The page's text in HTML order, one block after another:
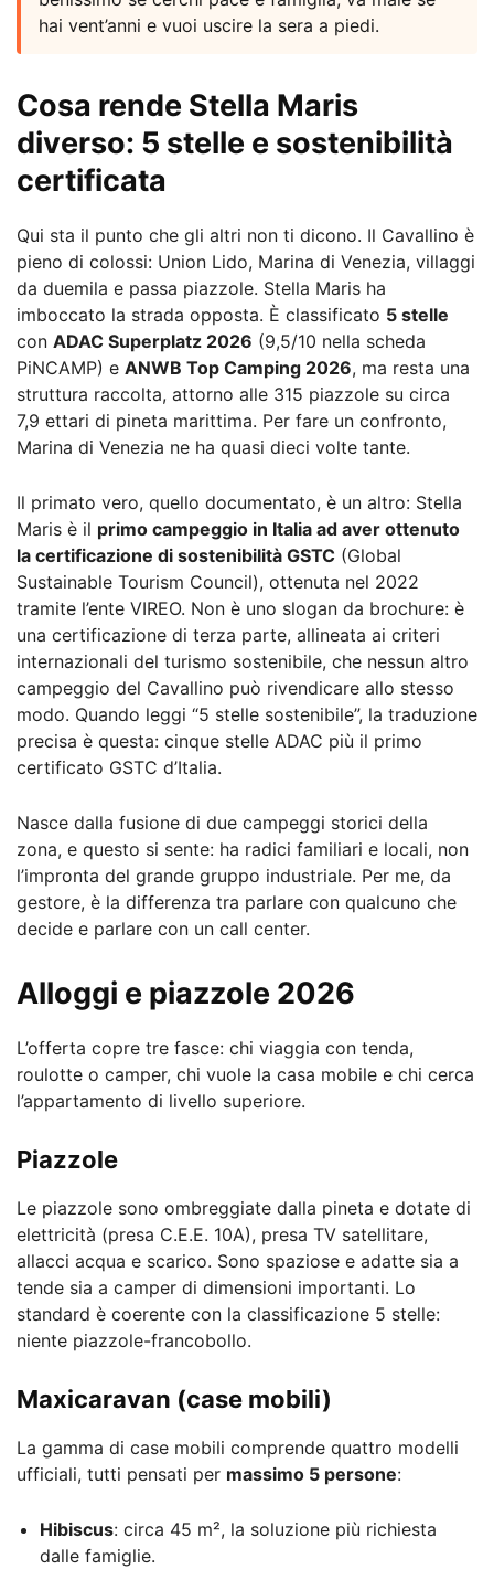
hai vent’anni e vuoi uscire la sera a piedi.
Cosa rende Stella Maris
diverso: 5 stelle e sostenibilità
certificata
Qui sta il punto che gli altri non ti dicono. Il Cavallino è
pieno di colossi: Union Lido, Marina di Venezia, villaggi
da duemila e passa piazzole. Stella Maris ha
imboccato la strada opposta. È classificato 5 stelle
con ADAC Superplatz 2026 (9,5/10 nella scheda
PiNCAMP) e ANWB Top Camping 2026, ma resta una
struttura raccolta, attorno alle 315 piazzole su circa
7,9 ettari di pineta marittima. Per fare un confronto,
Marina di Venezia ne ha quasi dieci volte tante.
Il primato vero, quello documentato, è un altro: Stella
Maris è il primo campeggio in Italia ad aver ottenuto
la certificazione di sostenibilità GSTC (Global
Sustainable Tourism Council), ottenuta nel 2022
tramite l’ente VIREO. Non è uno slogan da brochure: è
una certificazione di terza parte, allineata ai criteri
internazionali del turismo sostenibile, che nessun altro
campeggio del Cavallino può rivendicare allo stesso
modo. Quando leggi “5 stelle sostenibile”, la traduzione
precisa è questa: cinque stelle ADAC più il primo
certificato GSTC d’Italia.
Nasce dalla fusione di due campeggi storici della
zona, e questo si sente: ha radici familiari e locali, non
l’impronta del grande gruppo industriale. Per me, da
gestore, è la differenza tra parlare con qualcuno che
decide e parlare con un call center.
Alloggi e piazzole 2026
L’offerta copre tre fasce: chi viaggia con tenda,
roulotte o camper, chi vuole la casa mobile e chi cerca
l’appartamento di livello superiore.
Piazzole
Le piazzole sono ombreggiate dalla pineta e dotate di
elettricità (presa C.E.E. 10A), presa TV satellitare,
allacci acqua e scarico. Sono spaziose e adatte sia a
tende sia a camper di dimensioni importanti. Lo
standard è coerente con la classificazione 5 stelle:
niente piazzole-francobollo.
Maxicaravan (case mobili)
La gamma di case mobili comprende quattro modelli
ufficiali, tutti pensati per massimo 5 persone:
Hibiscus: circa 45 m², la soluzione più richiesta
dalle famiglie.